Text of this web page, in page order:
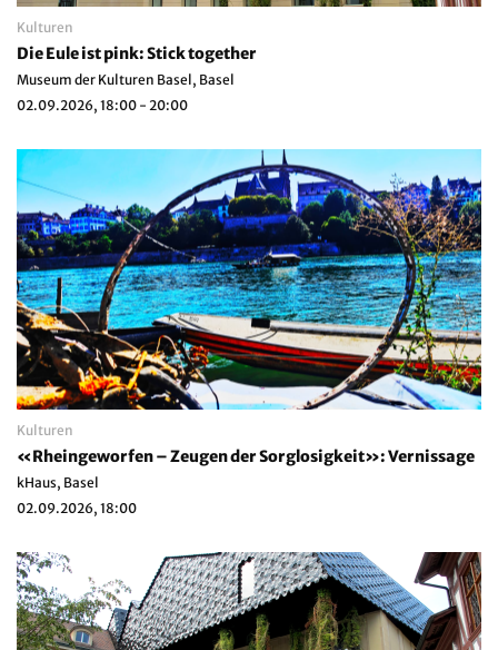
Kulturen
Die Eule ist pink: Stick together
Museum der Kulturen Basel, Basel
02.09.2026, 18:00 - 20:00
Kulturen
«Rheingeworfen – Zeugen der Sorglosigkeit»: Vernissage
kHaus, Basel
02.09.2026, 18:00